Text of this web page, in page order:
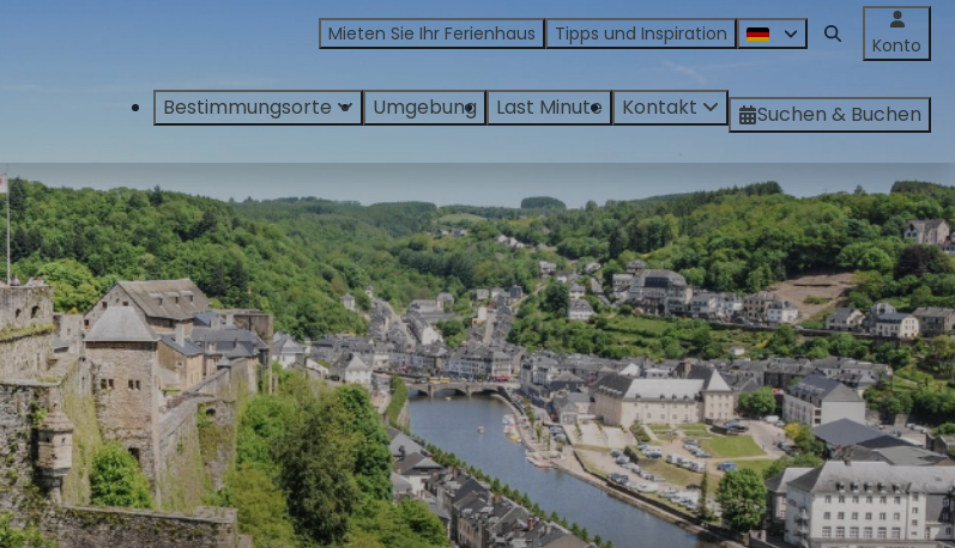
Mieten Sie Ihr Ferienhaus Tipps und Inspiration Konto
Bestimmungsorte Umgebung Last Minute Kontakt Suchen & Buchen